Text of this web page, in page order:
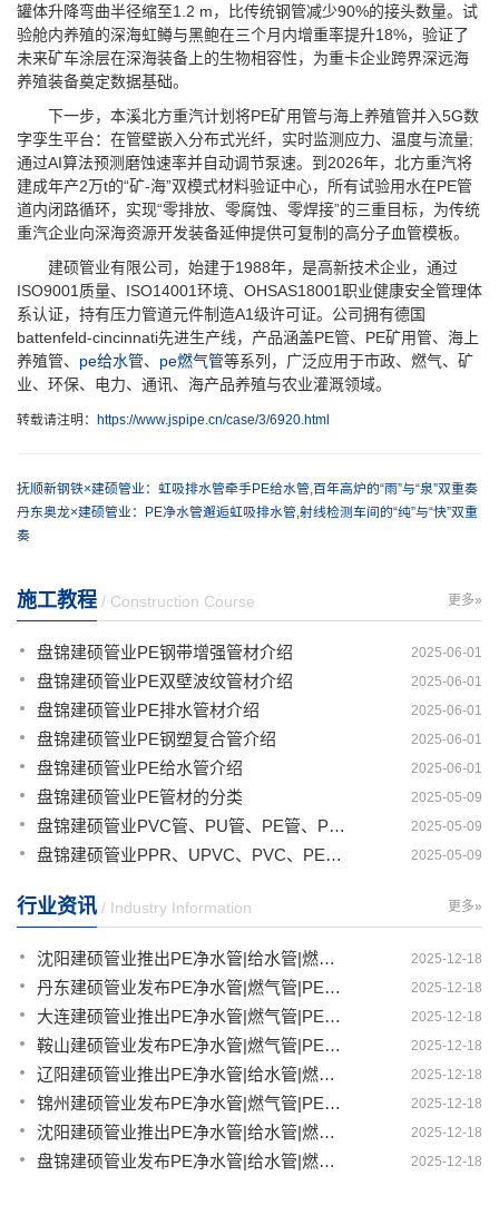
罐体升降弯曲半径缩至1.2 m，比传统钢管减少90%的接头数量。试
验舱内养殖的深海虹鳟与黑鲍在三个月内增重率提升18%，验证了
未来矿车涂层在深海装备上的生物相容性，为重卡企业跨界深远海
养殖装备奠定数据基础。
下一步，本溪北方重汽计划将PE矿用管与海上养殖管并入5G数
字孪生平台：在管壁嵌入分布式光纤，实时监测应力、温度与流量;
通过AI算法预测磨蚀速率并自动调节泵速。到2026年，北方重汽将
建成年产2万t的“矿-海”双模式材料验证中心，所有试验用水在PE管
道内闭路循环，实现“零排放、零腐蚀、零焊接”的三重目标，为传统
重汽企业向深海资源开发装备延伸提供可复制的高分子血管模板。
建硕管业有限公司，始建于1988年，是高新技术企业，通过
ISO9001质量、ISO14001环境、OHSAS18001职业健康安全管理体
系认证，持有压力管道元件制造A1级许可证。公司拥有德国
battenfeld-cincinnati先进生产线，产品涵盖PE管、PE矿用管、海上
养殖管、 pe给水管、 pe燃气管等系列，广泛应用于市政、燃气、矿
业、环保、电力、通讯、海产品养殖与农业灌溉领域。
转载请注明： https://www.jspipe.cn/case/3/6920.html
抚顺新钢铁×建硕管业：虹吸排水管牵手PE给水管,百年高炉的“雨”与“泉”双重奏
丹东奥龙×建硕管业：PE净水管邂逅虹吸排水管,射线检测车间的“纯”与“快”双重
奏
更多»
施工教程 / Construction Course
2025-06-01
盘锦建硕管业PE钢带增强管材介绍
2025-06-01
盘锦建硕管业PE双壁波纹管材介绍
2025-06-01
盘锦建硕管业PE排水管材介绍
2025-06-01
盘锦建硕管业PE钢塑复合管介绍
2025-06-01
盘锦建硕管业PE给水管介绍
2025-05-09
盘锦建硕管业PE管材的分类
2025-05-09
盘锦建硕管业PVC管、PU管、PE管、PP管有那些区别
2025-05-09
盘锦建硕管业PPR、UPVC、PVC、PERT、PE、HDPE塑料管材详解
更多»
行业资讯 / Industry Information
2025-12-18
沈阳建硕管业推出PE净水管|给水管|燃气管|PERT供热管|电力护套管一体化智造解决方案
2025-12-18
丹东建硕管业发布PE净水管|燃气管|PERT供热管|电力护套管|农田灌溉管智能生产新范式
2025-12-18
大连建硕管业推出PE净水管|燃气管|PERT供热管|电力护套管|农田灌溉管融合智造新生态
2025-12-18
鞍山建硕管业发布PE净水管|燃气管|PERT供热管|电力护套管|农田灌溉管全链路应用新方案
2025-12-18
辽阳建硕管业推出PE净水管|给水管|燃气管|PERT供热管|电力护套管多维融合智造平台
2025-12-18
锦州建硕管业发布PE净水管|燃气管|PERT供热管|电力护套管|农田灌溉管智慧应用生态体系
2025-12-18
沈阳建硕管业推出PE净水管|给水管|燃气管|PERT供热管|电力护套管一体化智造方案
2025-12-18
盘锦建硕管业发布PE净水管|给水管|燃气管|PERT供热管|电力护套管智慧生产新范式